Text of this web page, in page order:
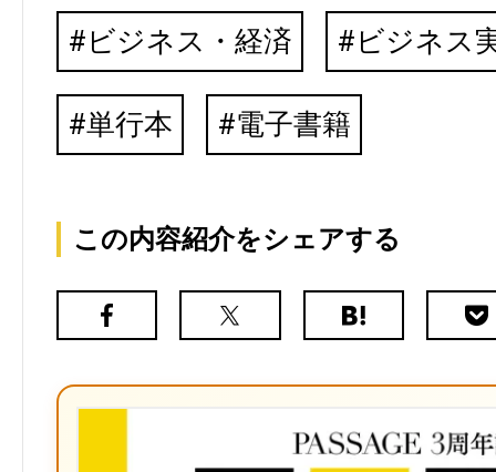
ビジネス・経済 ビジネス
単行本 電子書籍
この内容紹介をシェアする
Facebook
X（旧
は
ク
マ